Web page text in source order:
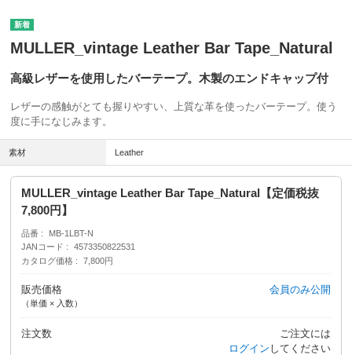
MULLER_vintage Leather Bar Tape_Natural
高級レザーを使用したバーテープ。木製のエンドキャップ付
レザーの感触がとても握りやすい、上質な革を使ったバーテープ。使う
度に手になじみます。
素材 Leather
MULLER_vintage Leather Bar Tape_Natural【定価税抜
7,800円】
品番
MB-1LBT-N
JANコード
4573350822531
カタログ価格
7,800円
販売価格
（単価 × 入数）
会員のみ公開
注文数
ご注文には
ログイン してください